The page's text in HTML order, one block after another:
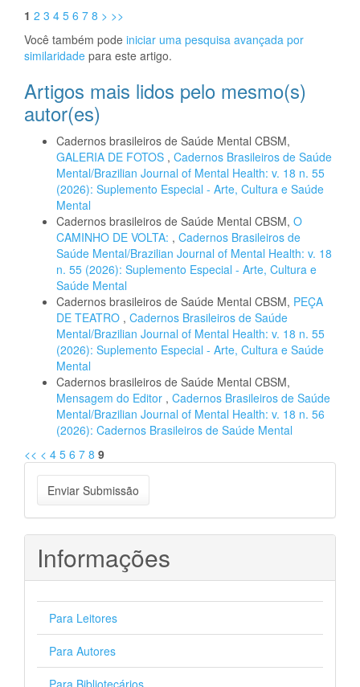
1 2 3 4 5 6 7 8 > >>
Você também pode iniciar uma pesquisa avançada por
similaridade para este artigo.
Artigos mais lidos pelo mesmo(s)
autor(es)
Cadernos brasileiros de Saúde Mental CBSM,
GALERIA DE FOTOS , Cadernos Brasileiros de Saúde
Mental/Brazilian Journal of Mental Health: v. 18 n. 55
(2026): Suplemento Especial - Arte, Cultura e Saúde
Mental
Cadernos brasileiros de Saúde Mental CBSM, O
CAMINHO DE VOLTA: , Cadernos Brasileiros de
Saúde Mental/Brazilian Journal of Mental Health: v. 18
n. 55 (2026): Suplemento Especial - Arte, Cultura e
Saúde Mental
Cadernos brasileiros de Saúde Mental CBSM, PEÇA
DE TEATRO , Cadernos Brasileiros de Saúde
Mental/Brazilian Journal of Mental Health: v. 18 n. 55
(2026): Suplemento Especial - Arte, Cultura e Saúde
Mental
Cadernos brasileiros de Saúde Mental CBSM,
Mensagem do Editor , Cadernos Brasileiros de Saúde
Mental/Brazilian Journal of Mental Health: v. 18 n. 56
(2026): Cadernos Brasileiros de Saúde Mental
<< < 4 5 6 7 8 9
Enviar
Submissão
Enviar Submissão
Informações
Para Leitores
Para Autores
Para Bibliotecários